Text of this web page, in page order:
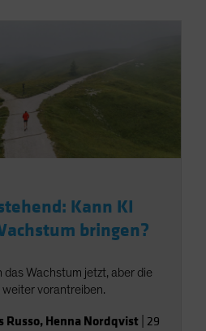
Kann KI
bringen?
Wachstum jetzt, aber die
vorantreiben.
Russo, Henna Nordqvist 29